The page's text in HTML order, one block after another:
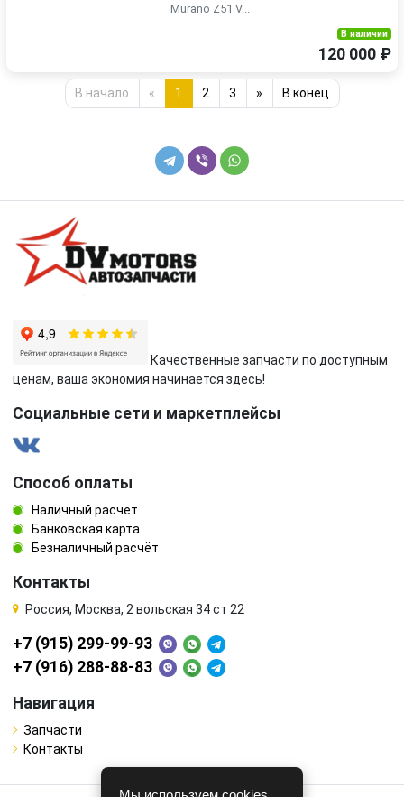
Murano Z51 V...
В наличии
120 000 ₽
В начало « 1 2 3 » В конец
Качественные запчасти по доступным
ценам, ваша экономия начинается здесь!
Социальные сети и маркетплейсы
Способ оплаты
Наличный расчёт
Банковская карта
Безналичный расчёт
Контакты
Россия, Москва, 2 вольская 34 ст 22
+7 (915) 299-99-93
+7 (916) 288-88-83
Навигация
Запчасти
Контакты